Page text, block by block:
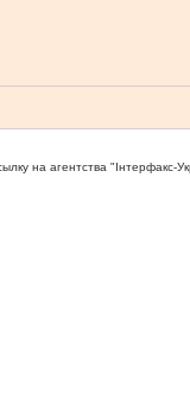
на агентства "Iнтерфакс-